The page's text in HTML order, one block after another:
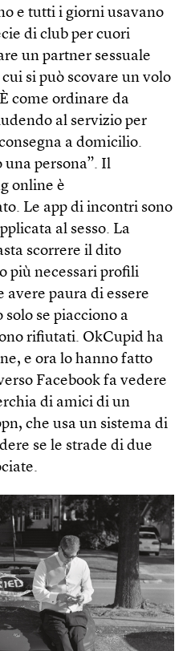
e tutti i giorni usavano
di club per cuori
un partner sessuale
si può scovare un volo
come ordinare da
al servizio per
a domicilio.
una persona”. Il
online è
Le app di incontri sono
al sesso. La
scorrere il dito
più necessari profili
avere paura di essere
se piacciono a
rifiutati. OkCupid ha
e ora lo hanno fatto
Facebook fa vedere
di amici di un
che usa un sistema di
se le strade di due